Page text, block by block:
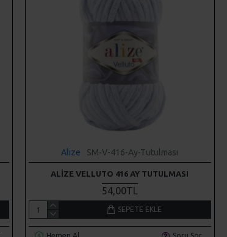
Alize SM-V-416-Ay-Tutulması
ALIZE VELLUTO 416 AY TUTULMASI
54,00TL
SEPETE EKLE